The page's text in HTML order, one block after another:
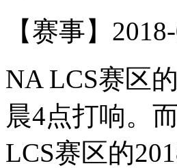
【赛事】
NA LCS赛区
晨4点打响。
LCS赛区的